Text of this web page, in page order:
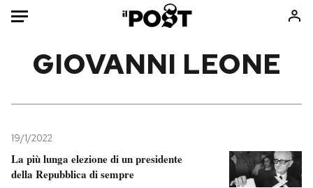
Mondo
Politica
Tecnologia
Consumismi
GIOVANNI LEONE
19/1/2022
La più lunga elezione di un presidente
della Repubblica di sempre